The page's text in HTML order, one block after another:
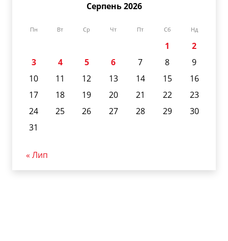
Серпень 2026
Пн Вт Ср Чт Пт Сб Нд
1
2
3
4 5 6 7 8
9
10
11 12 13 14 15
16
17
18 19 20 21 22
23
24
25 26 27 28 29
30
31
« Лип